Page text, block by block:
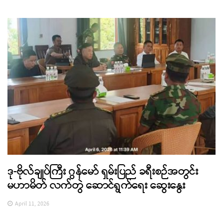
ဒု-ဗိုလ်ချုပ်ကြီး ဂွန်မော် ရှမ်းပြည် ခရီးစဉ်အတွင်း
မဟာမိတ် လက်တွဲ ဆောင်ရွက်ရေး ဆွေးနွေး
April 11, 2026